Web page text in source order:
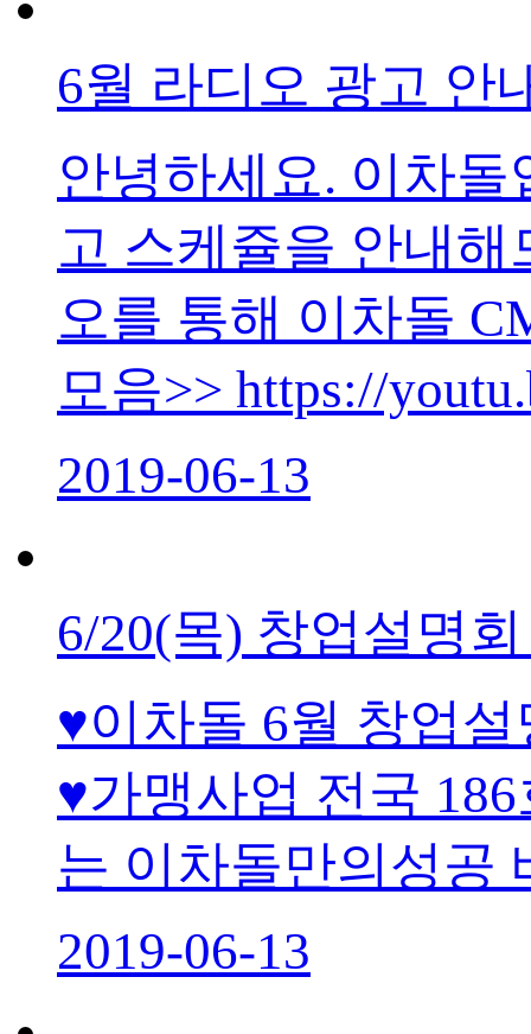
6월 라디오 광고 안
안녕하세요. 이차돌
고 스케쥴을 안내
오를 통해 이차돌
모음>> https://
2019-06-13
6/20(목) 창업설명
♥이차돌 6월 창업
♥가맹사업 전국
는 이차돌만의성공
2019-06-13